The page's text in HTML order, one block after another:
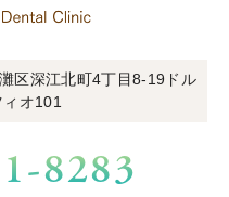
区深江北町4丁目8-19 ドル
オ101
8283